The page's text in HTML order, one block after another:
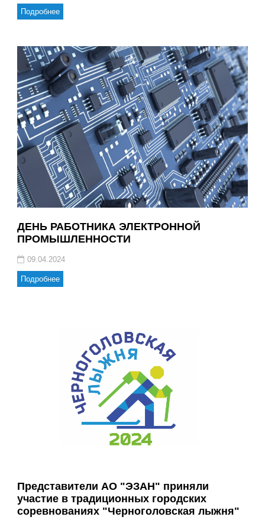
Подробнее
ДЕНЬ РАБОТНИКА ЭЛЕКТРОННОЙ
ПРОМЫШЛЕННОСТИ
09.04.2024
Подробнее
Представители АО "ЭЗАН" приняли
участие в традиционных городских
соревнованиях "Черноголовская лыжня"